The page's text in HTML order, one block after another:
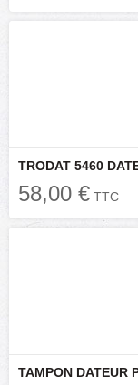
TRODAT 5460
58,00 € TTC
TAMPON DATEUR